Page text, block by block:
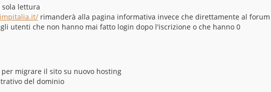
lettura
rimanderà alla pagina informativa invece che direttamente al forum
utenti che non hanno mai fatto login dopo l'iscrizione o che hanno 0
per migrare il sito su nuovo hosting
del dominio